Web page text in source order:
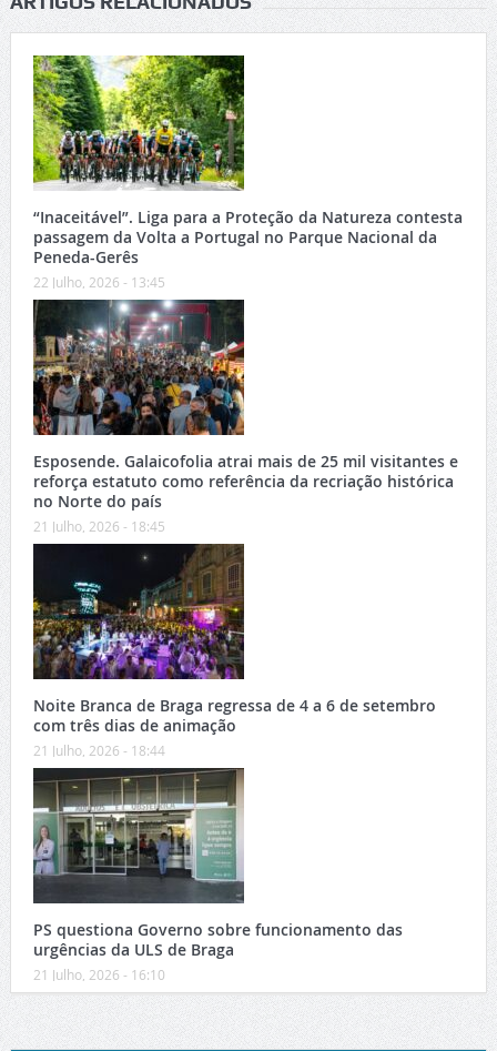
“Inaceitável”. Liga para a Proteção da Natureza contesta
passagem da Volta a Portugal no Parque Nacional da
Peneda-Gerês
22 Julho, 2026 - 13:45
Esposende. Galaicofolia atrai mais de 25 mil visitantes e
reforça estatuto como referência da recriação histórica
no Norte do país
21 Julho, 2026 - 18:45
Noite Branca de Braga regressa de 4 a 6 de setembro
com três dias de animação
21 Julho, 2026 - 18:44
PS questiona Governo sobre funcionamento das
urgências da ULS de Braga
21 Julho, 2026 - 16:10